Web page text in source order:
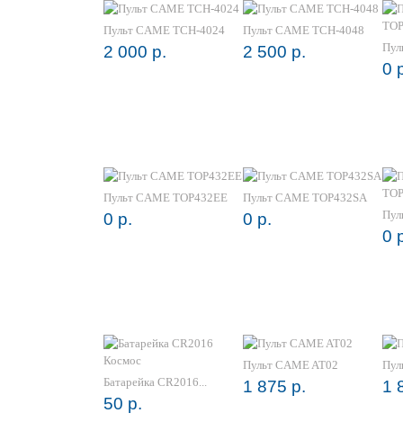
Пульт CAME TCH-4024
2 000 р.
Пульт CAME TCH-4048
2 500 р.
0
Пульт CAME TOP432EE
0 р.
Пульт CAME TOP432SA
0 р.
0
Батарейка CR2016...
50 р.
Пульт CAME AT02
1 875 р. 1